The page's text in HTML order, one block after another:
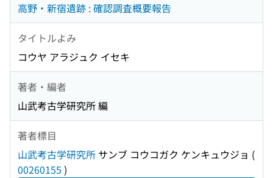
高野・新宿遺跡 : 確認調査概要報告
タイトルよみ
コウヤ アラジュク イセキ
著者・編者
山武考古学研究所 編
著者標目
山武考古学研究所 サンブ コウコガク ケンキュウジョ (
00260155 )